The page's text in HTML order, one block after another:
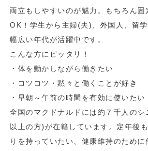
両立もしやすいのが魅力。もちろん固
OK！学生から主婦(夫)、外国人、留
幅広い年代が活躍中です。
こんな方にピッタリ！
・体を動かしながら働きたい
・コツコツ・黙々と働くことが好き
・早朝～午前の時間を有効に使いたい
全国のマクドナルドには約７千人の
以上の方)が在籍しています。定年後
りを持っていたい、健康維持のために